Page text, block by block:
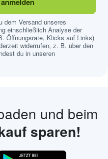
Versand unseres
einschließlich Analyse der
Öffnungsrate, Klicks auf Links)
widerrufen, z. B. über den
du in unseren
und beim
sparen!